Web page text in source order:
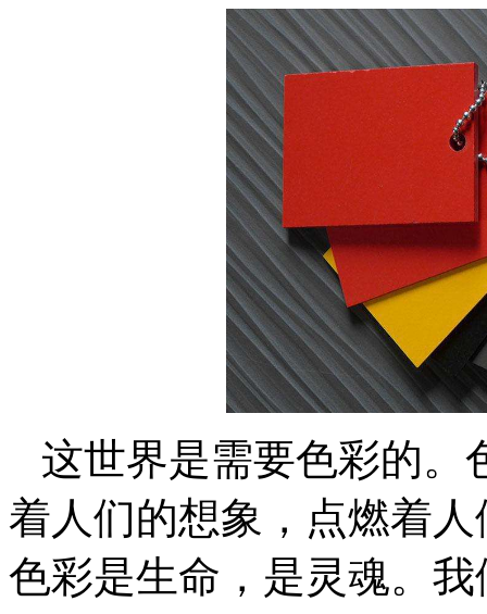
这世界是需要色彩的。
着人们的想象，点燃着
色彩是生命，是灵魂。